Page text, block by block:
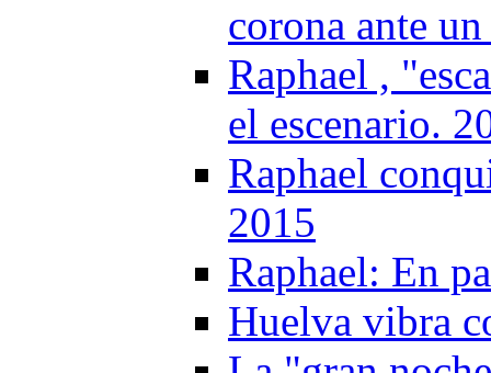
corona ante
Raphael ,
el escenario.
Raphael
2015
Raphael: En
Huelva vibra